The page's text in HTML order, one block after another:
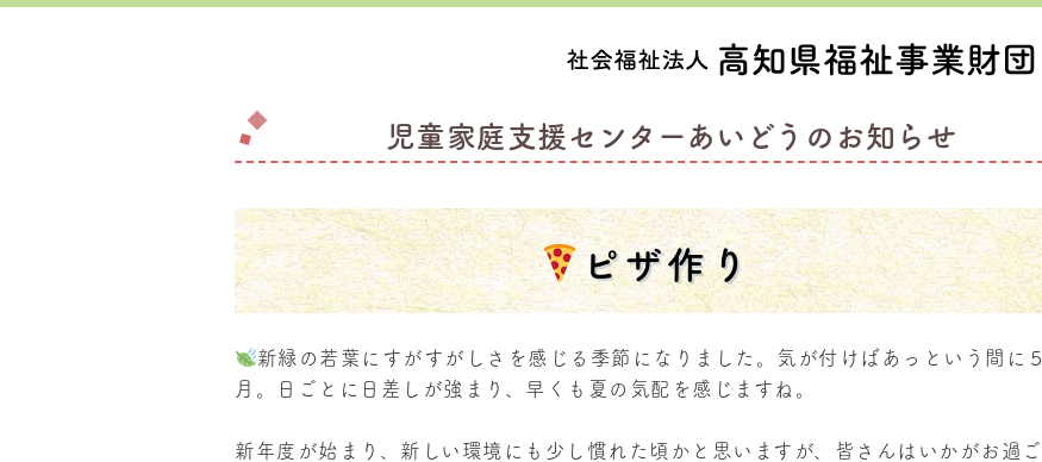
児童家庭支援センターあいどうのお知らせ
ピザ作り
新緑の若葉にすがすがしさを感じる季節になりました。気が付けばあっという間に５
月。日ごとに日差しが強まり、早くも夏の気配を感じますね。
新年度が始まり、新しい環境にも少し慣れた頃かと思いますが、皆さんはいかがお過ご